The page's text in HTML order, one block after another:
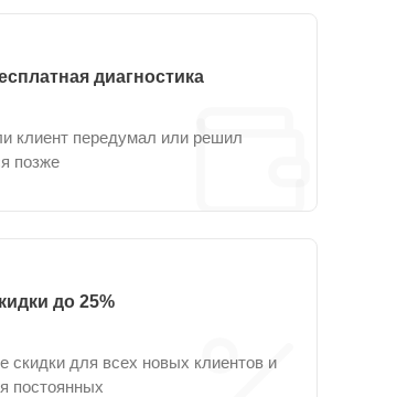
диагностика
клиент передумал или решил
позже
до 25%
скидки для всех новых клиентов и
постоянных